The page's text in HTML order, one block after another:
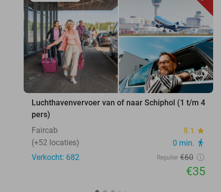
favorite_border
Luchthavenvervoer van of naar Schiphol (1 t/m 4
pers)
Faircab
8.1 star
(+52 locaties) 0 min. directions_walk
Verkocht: 682 Regulier €60
€35